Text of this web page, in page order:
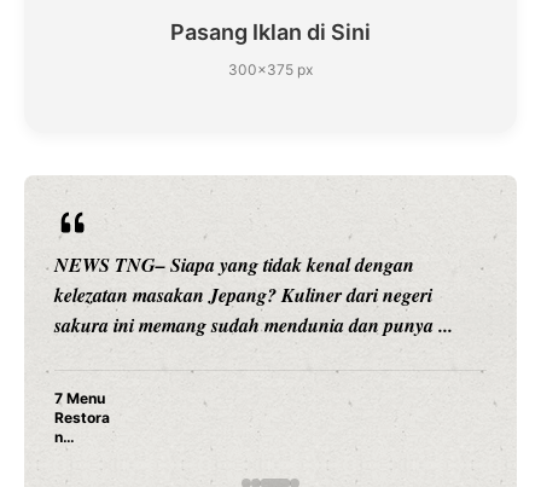
Pasang Iklan di Sini
300×375 px
tidak kenal dengan
Kuliner dari negeri
mendunia dan punya ...
NEWS TNG– Siapa
hiburan, Nunung
merambah dunia
Nunung